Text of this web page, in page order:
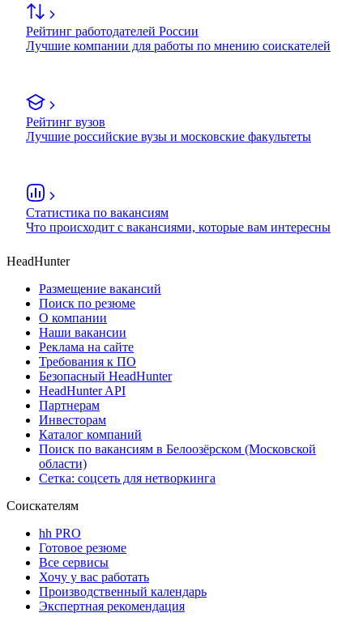
Рейтинг работодателей России
Лучшие компании для работы по мнению соискателей
Рейтинг вузов
Лучшие российские вузы и московские факультеты
Статистика по вакансиям
Что происходит с вакансиями, которые вам интересны
HeadHunter
Размещение вакансий
Поиск по резюме
О компании
Наши вакансии
Реклама на сайте
Требования к ПО
Безопасный HeadHunter
HeadHunter API
Партнерам
Инвесторам
Каталог компаний
Поиск по вакансиям в Белоозёрском (Московской
области)
Сетка: соцсеть для нетворкинга
Соискателям
hh PRO
Готовое резюме
Все сервисы
Хочу у вас работать
Производственный календарь
Экспертная рекомендация